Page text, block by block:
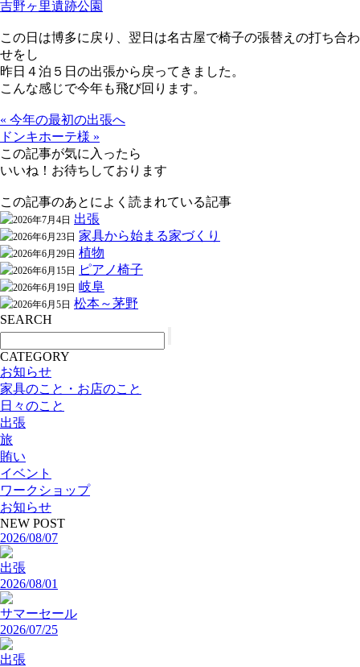
吉野ヶ里遺跡公園
この日は博多に戻り、翌日は名古屋で椅子の張替えの打ち合わ
せをし
昨日４泊５日の出張から戻ってきました。
こんな感じで今年も飛び回ります。
« 今年の最初の出張へ
ドンキホーテ様 »
この記事が気に入ったら
いいね！お待ちしております
この記事のあとによく読まれている記事
2026年7月4日 出張
2026年6月23日 家具から始まる家づくり
2026年6月29日 植物
2026年6月15日 ピアノ椅子
2026年6月19日 岐阜
2026年6月5日 松本～茅野
SEARCH
CATEGORY
お知らせ
家具のこと・お店のこと
日々のこと
出張
旅
賄い
イベント
ワークショップ
お知らせ
NEW POST
2026/08/07
出張
2026/08/01
サマーセール
2026/07/25
出張